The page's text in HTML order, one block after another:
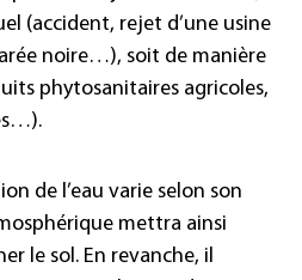
(accident, rejet d’une usine
noire…), soit de manière
phytosanitaires agricoles,
de l’eau varie selon son
mettra ainsi
le sol. En revanche, il